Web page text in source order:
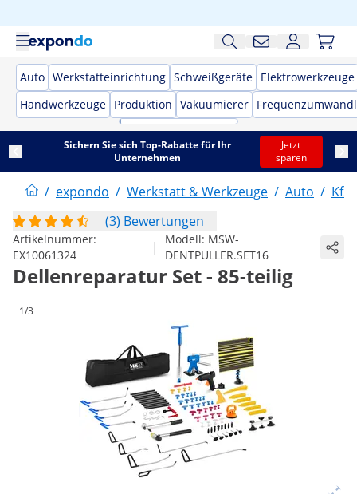
Auto Werkstatteinrichtung Schweißgeräte Elektrowerkzeuge
Handwerkzeuge Produktion Vakuumierer
Sichern Sie sich Top-Rabatte für Ihr
Unternehmen
Jetzt
sparen
/ expondo / Werkstatt & Werkzeuge / Auto /
(3) Bewertungen
Artikelnummer:
EX10061324
| Modell: MSW-
DENTPULLER.SET16
Dellenreparatur Set - 85-teilig
1/3